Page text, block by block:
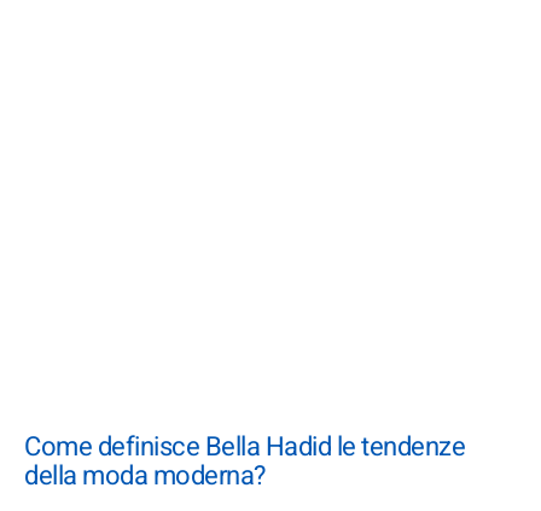
Come definisce Bella Hadid le tendenze
della moda moderna?